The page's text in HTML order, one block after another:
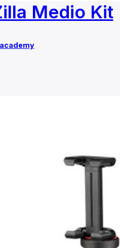
Medio Kit